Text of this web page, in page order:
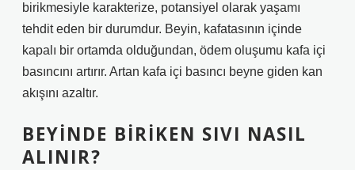
birikmesiyle karakterize, potansiyel olarak yaşamı
tehdit eden bir durumdur. Beyin, kafatasının içinde
kapalı bir ortamda olduğundan, ödem oluşumu kafa içi
basıncını artırır. Artan kafa içi basıncı beyne giden kan
akışını azaltır.
BEYINDE BIRIKEN SIVI NASIL
ALINIR?